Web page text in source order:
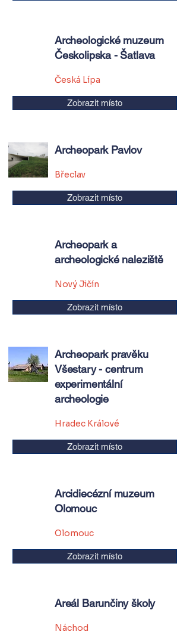
Archeologické muzeum
Českolipska - Šatlava
Česká Lípa
Zobrazit místo
Archeopark Pavlov
Břeclav
Zobrazit místo
Archeopark a
archeologické naleziště
Nový Jičín
Zobrazit místo
Archeopark pravěku
Všestary - centrum
experimentální
archeologie
Hradec Králové
Zobrazit místo
Arcidiecézní muzeum
Olomouc
Olomouc
Zobrazit místo
Areál Barunčiny školy
Náchod